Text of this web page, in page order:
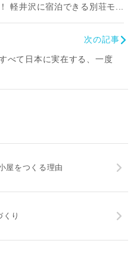
軽井沢に宿泊できる別荘モ...
次の記事
べて日本に実在する、一度
屋をつくる理由
り